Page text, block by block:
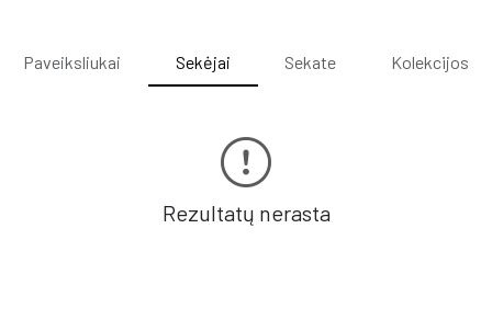
Paveiksliukai Sekėjai Sekate Kolekcijos
Rezultatų nerasta